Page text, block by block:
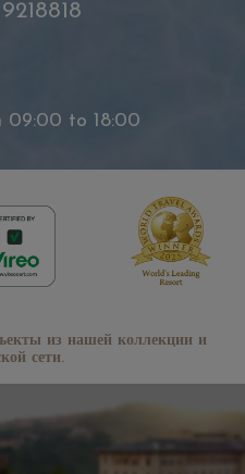
09:00 to 18:00
из нашей коллекции и
сети.